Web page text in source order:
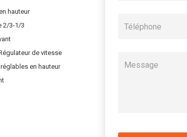
hauteur
2/3-1/3
de vitesse
en hauteur